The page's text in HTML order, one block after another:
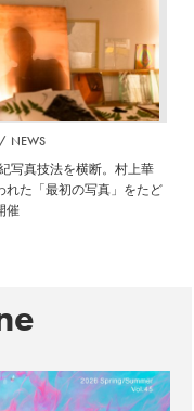
NEWS
紀写真技法を横断。村上華
れた「最初の写真」をたど
催